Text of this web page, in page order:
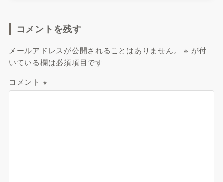
コメントを残す
メールアドレスが公開されることはありません。 ※ が付
いている欄は必須項目です
コメント ※